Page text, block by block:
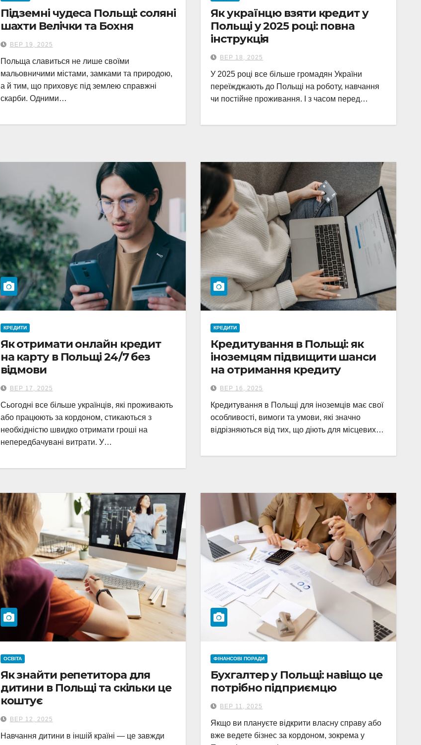
Підземні чудеса Польщі: соляні
шахти Велічки та Бохня
ВЕР 19, 2025
Польща славиться не лише своїми
мальовничими містами, замками та природою,
а й тим, що приховує під землею справжні
скарби. Одними…
Як українцю взяти кредит у
Польщі у 2025 році: повна
інструкція
ВЕР 18, 2025
У 2025 році все більше громадян України
переїжджають до Польщі на роботу, навчання
чи постійне проживання. І з часом перед…
КРЕДИТИ
Як отримати онлайн кредит
на карту в Польщі 24/7 без
відмови
ВЕР 17, 2025
Сьогодні все більше українців, які проживають
або працюють за кордоном, стикаються з
необхідністю швидко отримати гроші на
непередбачувані витрати. У…
КРЕДИТИ
Кредитування в Польщі: як
іноземцям підвищити шанси
на отримання кредиту
ВЕР 16, 2025
Кредитування в Польщі для іноземців має свої
особливості, вимоги та умови, які значно
відрізняються від тих, що діють для місцевих…
ОСВІТА
Як знайти репетитора для
дитини в Польщі та скільки це
коштує
ВЕР 12, 2025
Навчання дитини в іншій країні — це завжди
ФІНАНСОВІ ПОРАДИ
Бухгалтер у Польщі: навіщо це
потрібно підприємцю
ВЕР 11, 2025
Якщо ви плануєте відкрити власну справу або
вже ведете бізнес за кордоном, зокрема у